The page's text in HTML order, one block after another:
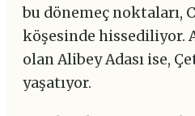
bu dönemeç noktaları,
köşesinde hissediliyor.
olan Alibey Adası ise,
yaşatıyor.